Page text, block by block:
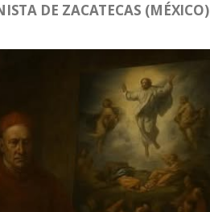
DE ZACATECAS (MÉXICO)